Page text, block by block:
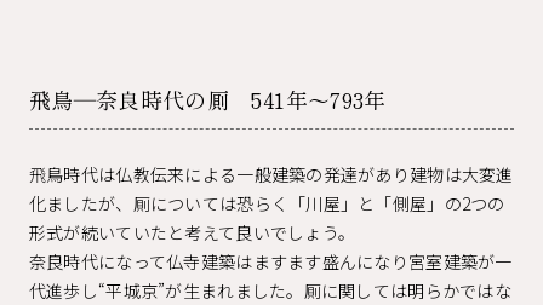
飛鳥―奈良時代の厠 541年～793年
飛鳥時代は仏教伝来による一般建築の発達があり建物は大変進
化ましたが、厠については恐らく「川屋」と「側屋」の2つの
形式が続いていたと考えて良いでしょう。
奈良時代になって仏寺建築はますます盛んになり宮室建築が一
代進歩し“平城京”が生まれました。厠に関しては明らかではな